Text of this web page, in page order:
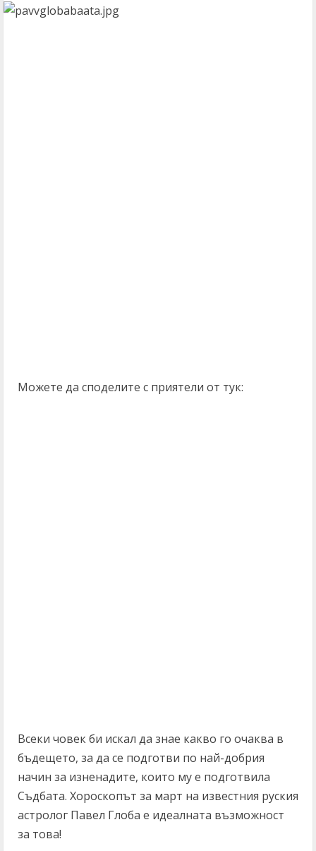
Можете да споделите с приятели от тук:
Всеки човек би искал да знае какво го очаква в
бъдещето, за да се подготви по най-добрия
начин за изненадите, които му е подготвила
Съдбата. Хороскопът за март на известния руския
астролог Павел Глоба е идеалната възможност
за това!